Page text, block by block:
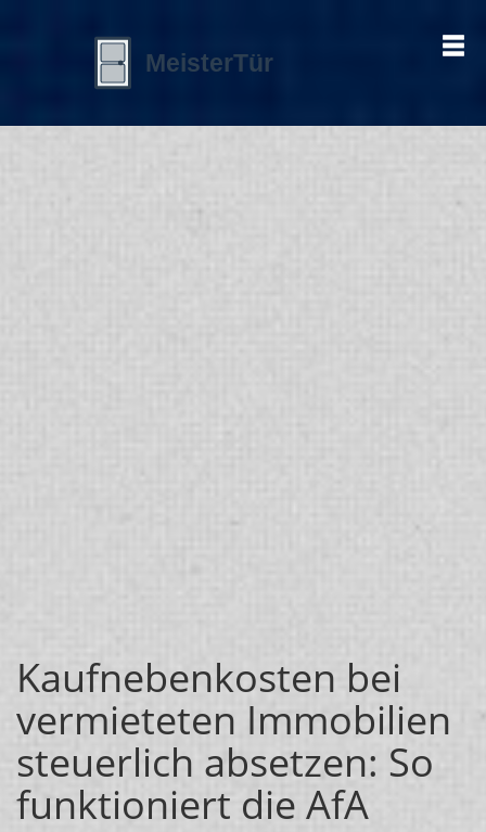
Kaufnebenkosten bei
vermieteten Immobilien
steuerlich absetzen: So
funktioniert die AfA